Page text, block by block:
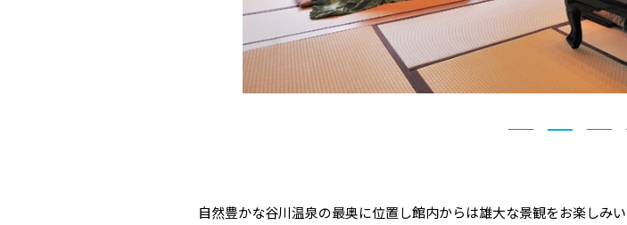
自然豊かな谷川温泉の最奥に位置し館内からは雄大な景観をお楽しみい